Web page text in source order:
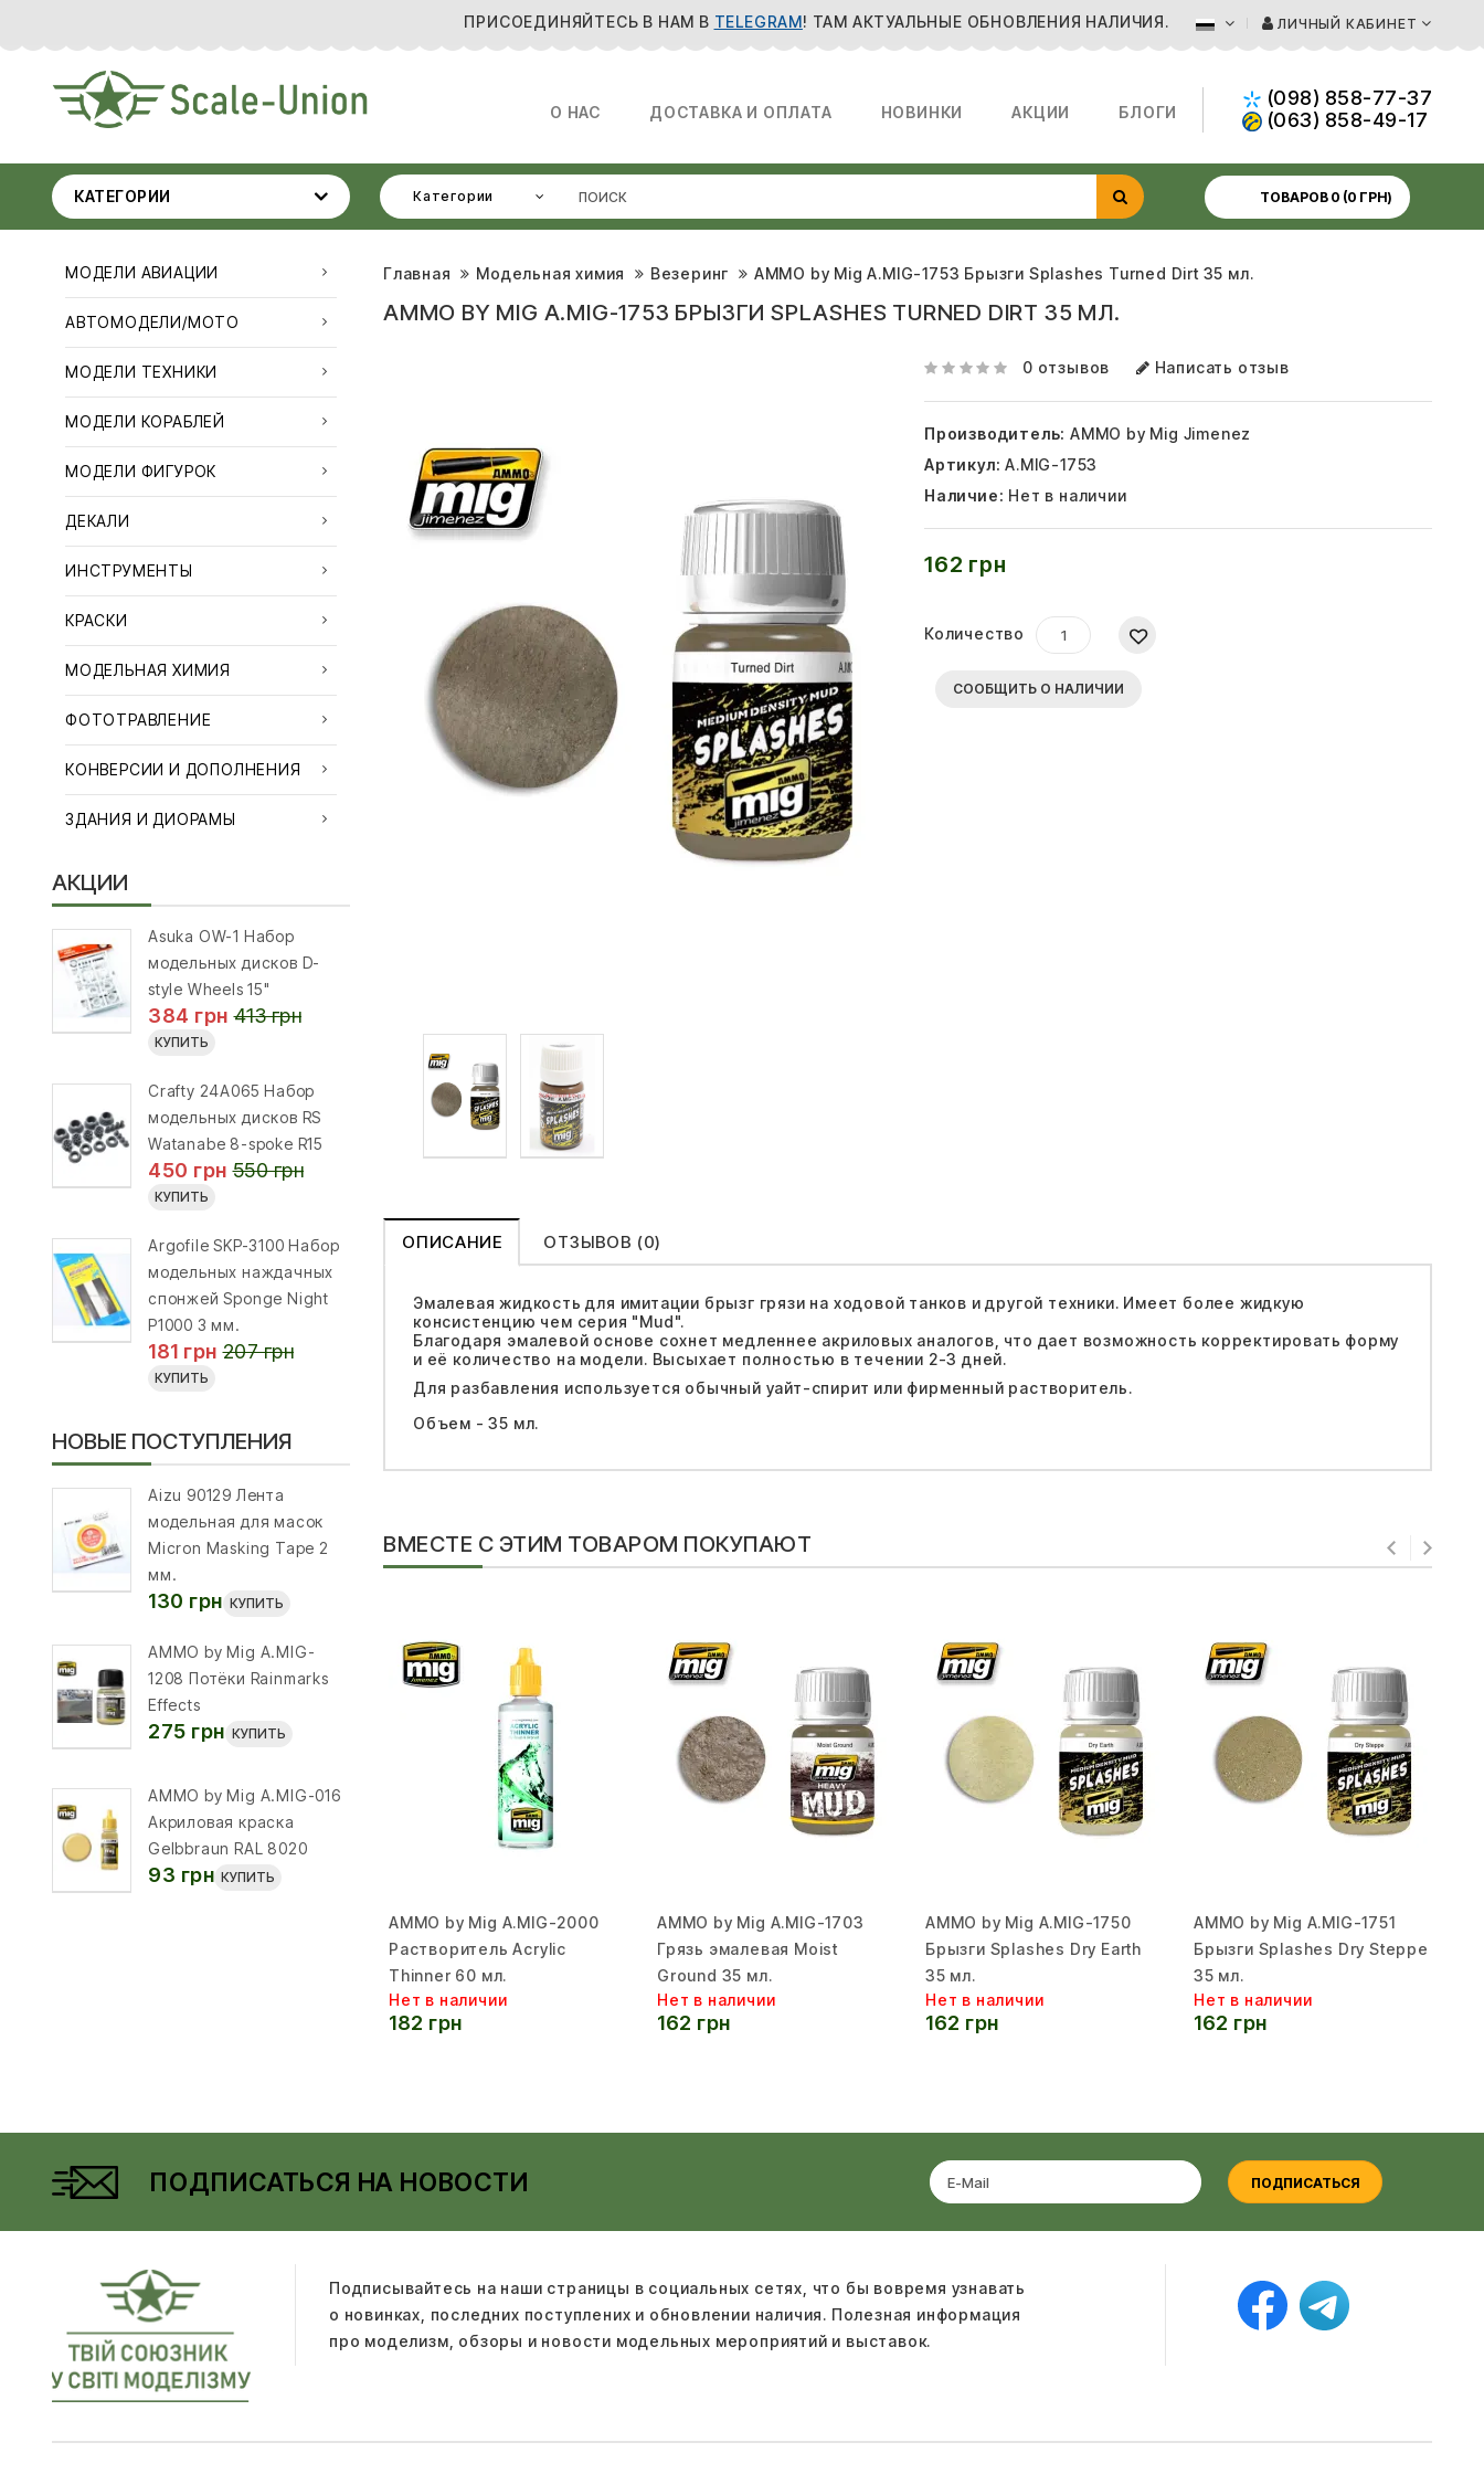
ПРИСОЕДИНЯЙТЕСЬ В НАМ В TELEGRAM! ТАМ АКТУАЛЬНЫЕ ОБНОВЛЕНИЯ НАЛИЧИЯ. ЛИЧНЫЙ КАБИНЕТ
(098) 858-77-37
(063) 858-49-17
О НАС ДОСТАВКА И ОПЛАТА НОВИНКИ АКЦИИ БЛОГИ
КАТЕГОРИИ Категории ТОВАРОВ 0 (0 ГРН)
МОДЕЛИ АВИАЦИИ
АВТОМОДЕЛИ/МОТО
МОДЕЛИ ТЕХНИКИ
МОДЕЛИ КОРАБЛЕЙ
МОДЕЛИ ФИГУРОК
ДЕКАЛИ
ИНСТРУМЕНТЫ
КРАСКИ
МОДЕЛЬНАЯ ХИМИЯ
ФОТОТРАВЛЕНИЕ
КОНВЕРСИИ И ДОПОЛНЕНИЯ
ЗДАНИЯ И ДИОРАМЫ
АКЦИИ
Asuka OW-1 Набор
модельных дисков D-
style Wheels 15"
384 грн 413 грн
КУПИТЬ
Crafty 24A065 Набор
модельных дисков RS
Watanabe 8-spoke R15
450 грн 550 грн
КУПИТЬ
Argofile SKP-3100 Набор
модельных наждачных
спонжей Sponge Night
P1000 3 мм.
181 грн 207 грн
КУПИТЬ
НОВЫЕ ПОСТУПЛЕНИЯ
Aizu 90129 Лента
модельная для масок
Micron Masking Tape 2
мм.
130 грн КУПИТЬ
AMMO by Mig A.MIG-
1208 Потёки Rainmarks
Effects
275 грн КУПИТЬ
AMMO by Mig A.MIG-016
Акриловая краска
Gelbbraun RAL 8020
93 грн КУПИТЬ
Главная Модельная химия Везеринг AMMO by Mig A.MIG-1753 Брызги Splashes Turned Dirt 35 мл.
AMMO BY MIG A.MIG-1753 БРЫЗГИ SPLASHES TURNED DIRT 35 МЛ.
0 отзывов Написать отзыв
Производитель: AMMO by Mig Jimenez
Артикул: A.MIG-1753
Наличие: Нет в наличии
162 грн
Количество
СООБЩИТЬ О НАЛИЧИИ
ОПИСАНИЕ ОТЗЫВОВ (0)
Эмалевая жидкость для имитации брызг грязи на ходовой танков и другой техники. Имеет более жидкую
консистенцию чем серия "Mud".
Благодаря эмалевой основе сохнет медленнее акриловых аналогов, что дает возможность корректировать форму
и её количество на модели. Высыхает полностью в течении 2-3 дней.
Для разбавления используется обычный уайт-спирит или фирменный растворитель.
Объем - 35 мл.
ВМЕСТЕ С ЭТИМ ТОВАРОМ ПОКУПАЮТ
AMMO by Mig A.MIG-2000
Растворитель Acrylic
Thinner 60 мл.
Нет в наличии
182 грн
AMMO by Mig A.MIG-1703
Грязь эмалевая Moist
Ground 35 мл.
Нет в наличии
162 грн
AMMO by Mig A.MIG-1750
Брызги Splashes Dry Earth
35 мл.
Нет в наличии
162 грн
AMMO by Mig A.MIG-1751
Брызги Splashes Dry Steppe
35 мл.
Нет в наличии
162 грн
ПОДПИСАТЬСЯ НА НОВОСТИ ПОДПИСАТЬСЯ
Подписывайтесь на наши страницы в социальных сетях, что бы вовремя узнавать
о новинках, последних поступлених и обновлении наличия. Полезная информация
про моделизм, обзоры и новости модельных мероприятий и выставок.